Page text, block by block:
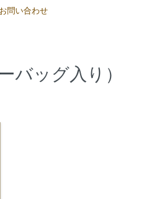
お問い合わせ
バッグ入り）